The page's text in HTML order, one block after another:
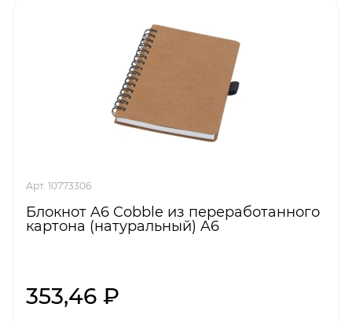
Арт. 10773306
Блокнот A6 Cobble из переработанного
картона (натуральный) A6
353,46 ₽